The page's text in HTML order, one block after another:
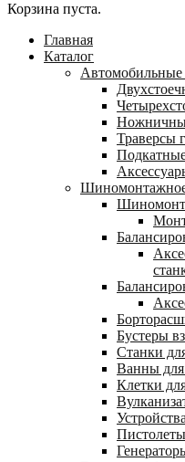
Корзина пуста.
Главная
Каталог
Траверсы
Бустеры
Станки
Ванны для
Клетки